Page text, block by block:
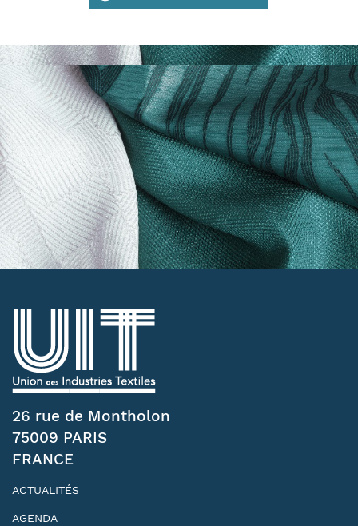
26 rue de Montholon
75009 PARIS
FRANCE
ACTUALITÉS
AGENDA